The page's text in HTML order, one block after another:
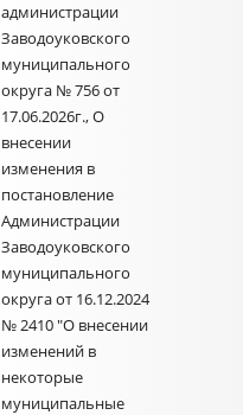
администрации
Заводоуковского
муниципального
округа № 756 от
17.06.2026г., О
внесении
изменения в
постановление
Администрации
Заводоуковского
муниципального
округа от 16.12.2024
№ 2410 "О внесении
изменений в
некоторые
муниципальные